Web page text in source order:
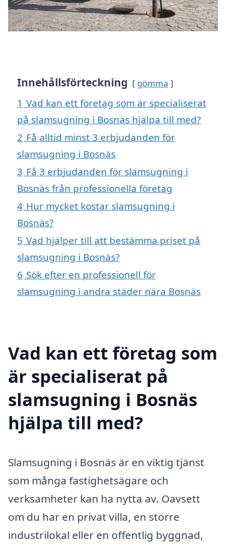
Innehållsförteckning gömma
1 Vad kan ett företag som är specialiserat
på slamsugning i Bosnäs hjälpa till med?
2 Få alltid minst 3 erbjudanden för
slamsugning i Bosnäs
3 Få 3 erbjudanden för slamsugning i
Bosnäs från professionella företag
4 Hur mycket kostar slamsugning i
Bosnäs?
5 Vad hjälper till att bestämma priset på
slamsugning i Bosnäs?
6 Sök efter en professionell för
slamsugning i andra städer nära Bosnäs
Vad kan ett företag som
är specialiserat på
slamsugning i Bosnäs
hjälpa till med?
Slamsugning i Bosnäs är en viktig tjänst
som många fastighetsägare och
verksamheter kan ha nytta av. Oavsett
om du har en privat villa, en större
industrilokal eller en offentlig byggnad,